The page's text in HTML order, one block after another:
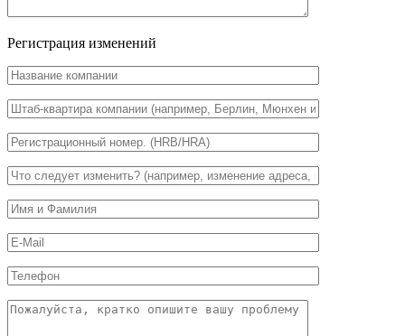
Регистрация изменений